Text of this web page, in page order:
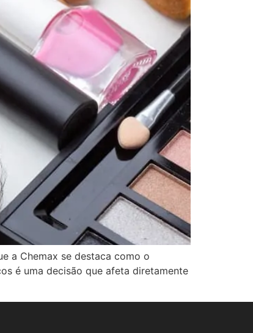
a Chemax se destaca como o
é uma decisão que afeta diretamente